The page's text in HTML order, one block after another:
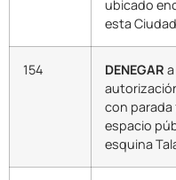
ubicado
esta
154 DENEGAR
con parada
espacio
esquina